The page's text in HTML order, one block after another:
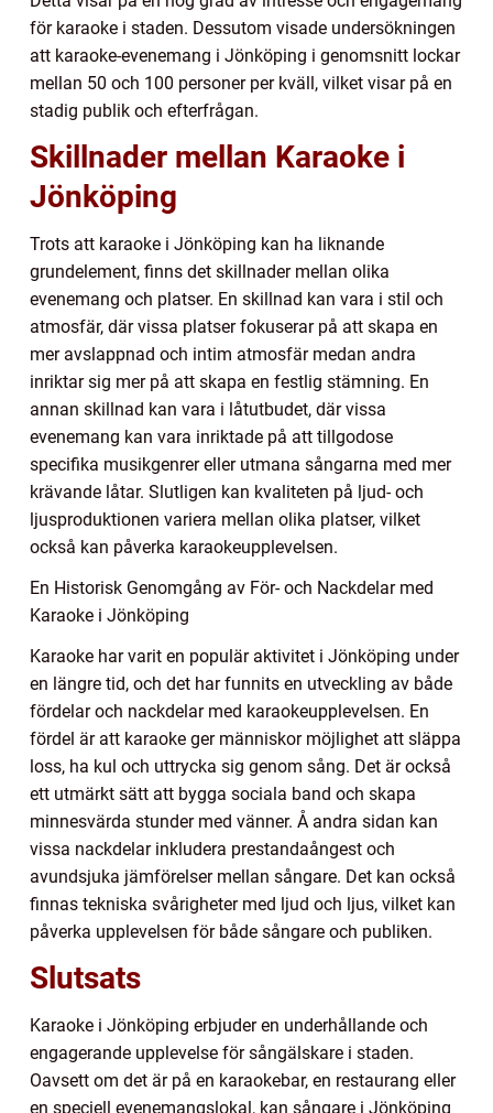
för karaoke i staden. Dessutom visade undersökningen
att karaoke-evenemang i Jönköping i genomsnitt lockar
mellan 50 och 100 personer per kväll, vilket visar på en
stadig publik och efterfrågan.
Skillnader mellan Karaoke i
Jönköping
Trots att karaoke i Jönköping kan ha liknande
grundelement, finns det skillnader mellan olika
evenemang och platser. En skillnad kan vara i stil och
atmosfär, där vissa platser fokuserar på att skapa en
mer avslappnad och intim atmosfär medan andra
inriktar sig mer på att skapa en festlig stämning. En
annan skillnad kan vara i låtutbudet, där vissa
evenemang kan vara inriktade på att tillgodose
specifika musikgenrer eller utmana sångarna med mer
krävande låtar. Slutligen kan kvaliteten på ljud- och
ljusproduktionen variera mellan olika platser, vilket
också kan påverka karaokeupplevelsen.
En Historisk Genomgång av För- och Nackdelar med
Karaoke i Jönköping
Karaoke har varit en populär aktivitet i Jönköping under
en längre tid, och det har funnits en utveckling av både
fördelar och nackdelar med karaokeupplevelsen. En
fördel är att karaoke ger människor möjlighet att släppa
loss, ha kul och uttrycka sig genom sång. Det är också
ett utmärkt sätt att bygga sociala band och skapa
minnesvärda stunder med vänner. Å andra sidan kan
vissa nackdelar inkludera prestandaångest och
avundsjuka jämförelser mellan sångare. Det kan också
finnas tekniska svårigheter med ljud och ljus, vilket kan
påverka upplevelsen för både sångare och publiken.
Slutsats
Karaoke i Jönköping erbjuder en underhållande och
engagerande upplevelse för sångälskare i staden.
Oavsett om det är på en karaokebar, en restaurang eller
en speciell evenemangslokal, kan sångare i Jönköping